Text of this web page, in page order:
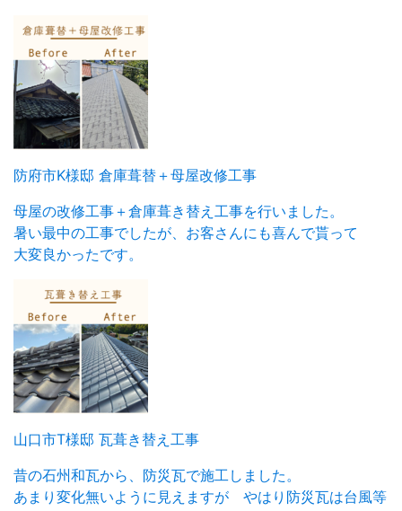
防府市K様邸 倉庫葺替＋母屋改修工事
母屋の改修工事＋倉庫葺き替え工事を行いました。
暑い最中の工事でしたが、お客さんにも喜んで貰って
大変良かったです。
山口市T様邸 瓦葺き替え工事
昔の石州和瓦から、防災瓦で施工しました。
あまり変化無いように見えますが やはり防災瓦は台風等